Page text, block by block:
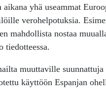
yhä useammat
verohelpotuksia.
mahdollista nostaa
tiedotteessa.
muuttaville
käyttöön Espanjan